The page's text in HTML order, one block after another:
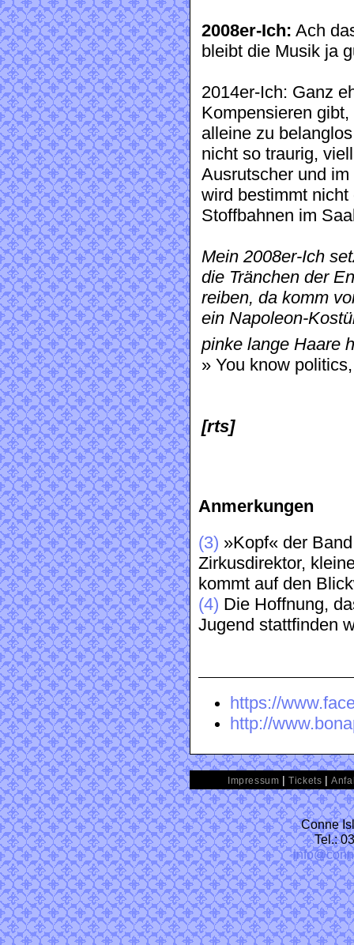
2008er-Ich: Ach
bleibt die Musik ja
2014er-Ich: Ganz
Kompensieren
alleine zu
nicht so traurig,
Ausrutscher und im
wird bestimmt nicht
Stoffbahnen im
Mein 2008er-Ich
die Tränchen der
reiben, da komm
ein Napoleon-
pinke lange Haare
» You know
[rts]
Anmerkungen
(3) »Kopf« der
Zirkusdirektor,
kommt auf den
(4) Die Hoffnung,
Jugend stattfinden
https://
http://
Impressum |Tickets |
Conne
Tel.: